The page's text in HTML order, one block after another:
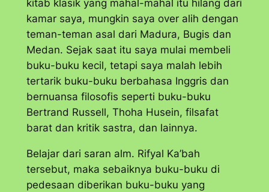
kitab klasik yang mahal-mahal itu hilang dari
kamar saya, mungkin saya over alih dengan
teman-teman asal dari Madura, Bugis dan
Medan. Sejak saat itu saya mulai membeli
buku-buku kecil, tetapi saya malah lebih
tertarik buku-buku berbahasa Inggris dan
bernuansa filosofis seperti buku-buku
Bertrand Russell, Thoha Husein, filsafat
barat dan kritik sastra, dan lainnya.
Belajar dari saran alm. Rifyal Ka’bah
tersebut, maka sebaiknya buku-buku di
pedesaan diberikan buku-buku yang